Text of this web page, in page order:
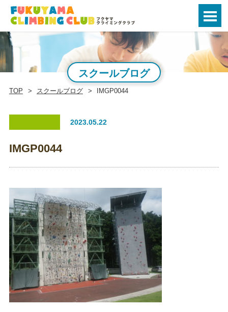
スクールブログ
TOP スクールブログ IMGP0044
2023.05.22
IMGP0044